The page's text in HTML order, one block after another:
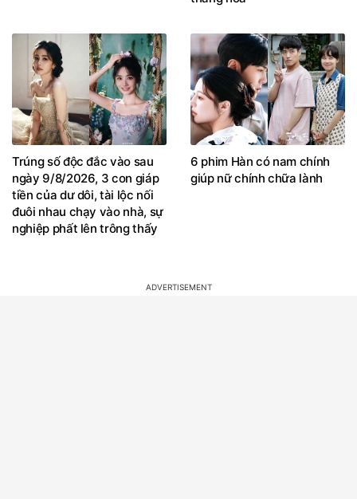
Trúng số độc đắc vào sau
ngày 9/8/2026, 3 con giáp
tiền của dư dôi, tài lộc nối
đuôi nhau chạy vào nhà, sự
nghiệp phất lên trông thấy
6 phim Hàn có nam chính
giúp nữ chính chữa lành